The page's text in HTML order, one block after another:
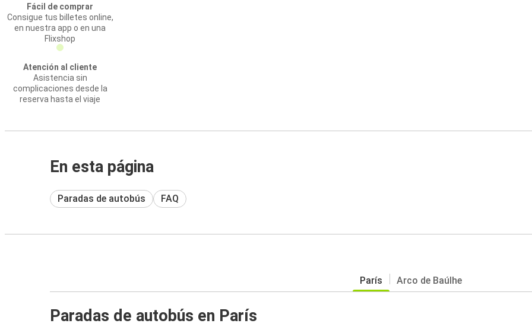
Fácil de comprar
Consigue tus billetes online,
en nuestra app o en una
Flixshop
Atención al cliente
Asistencia sin
complicaciones desde la
reserva hasta el viaje
En esta página
Paradas de autobús FAQ
París Arco de Baúlhe
Paradas de autobús en París